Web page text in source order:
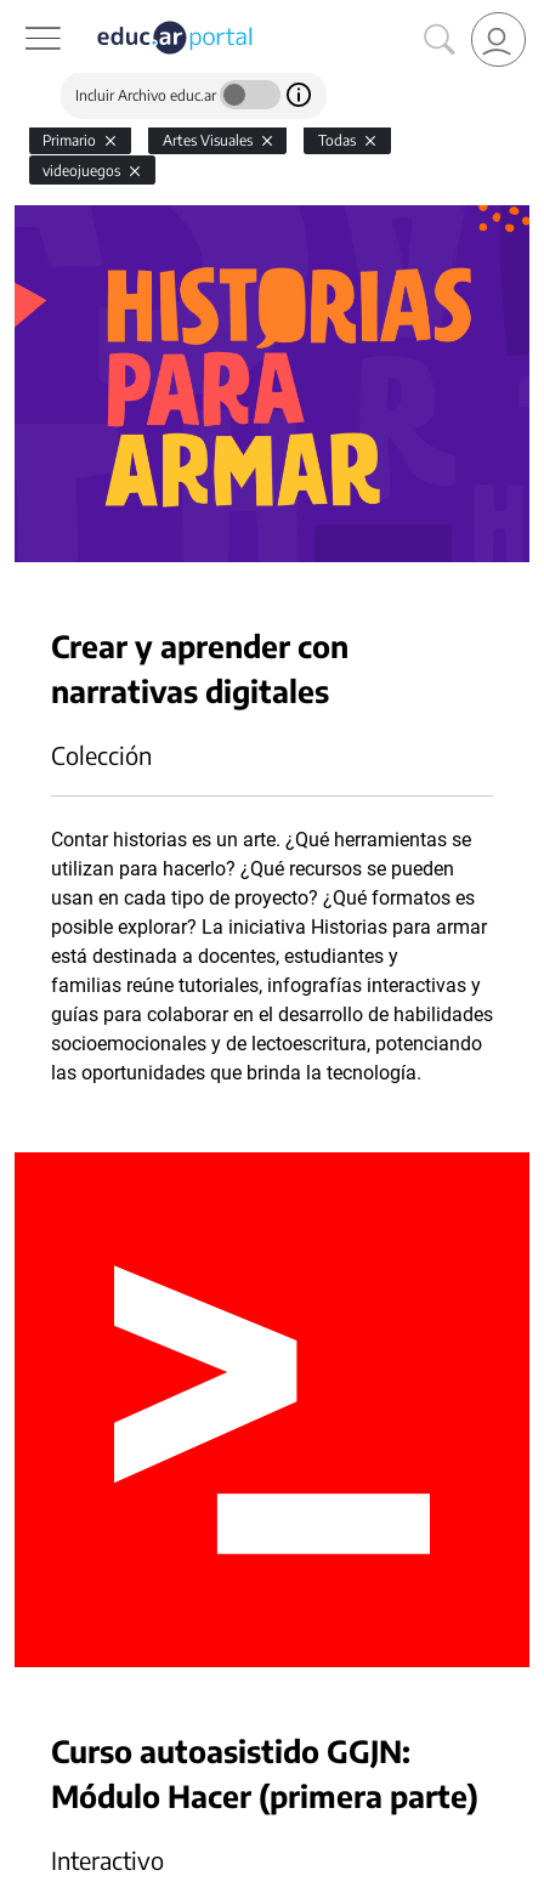
Incluir Archivo educ.ar
Primario Artes Visuales
Todas
videojuegos
Crear y aprender con
narrativas digitales
Colección
Contar historias es un arte. ¿Qué herramientas se
utilizan para hacerlo? ¿Qué recursos se pueden
usan en cada tipo de proyecto? ¿Qué formatos es
posible explorar? La iniciativa Historias para armar
está destinada a docentes, estudiantes y
familias reúne tutoriales, infografías interactivas y
guías para colaborar en el desarrollo de habilidades
socioemocionales y de lectoescritura, potenciando
las oportunidades que brinda la tecnología.
Curso autoasistido GGJN:
Módulo Hacer (primera parte)
Interactivo